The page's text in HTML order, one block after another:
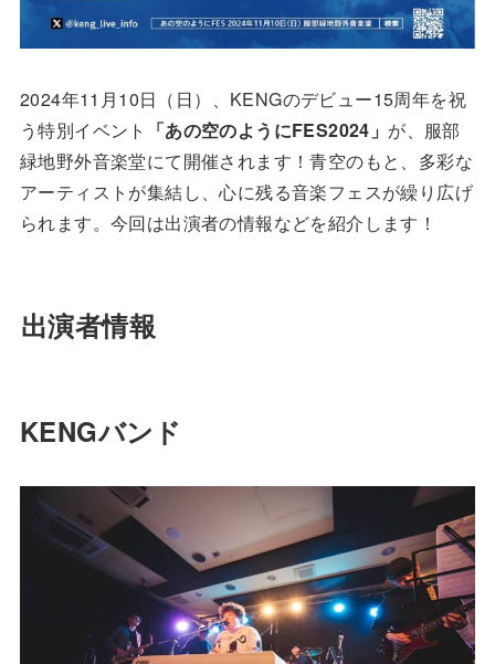
2024年11月10日（日）、KENGのデビュー15周年を祝
う特別イベント
「あの空のようにFES2024」 が、服部
緑地野外音楽堂にて開催されます！青空のもと、多彩な
アーティストが集結し、心に残る音楽フェスが繰り広げ
られます。今回は出演者の情報などを紹介します！
出演者情報
KENGバンド